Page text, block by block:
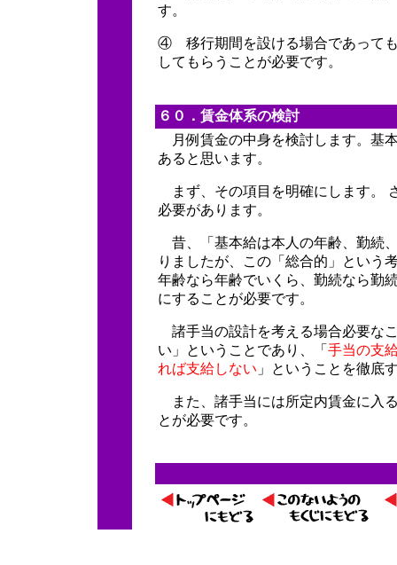
す。
④ 移行期間を設ける場合であっても
してもらうことが必要です。
６０．賃金体系の検討
月例賃金の中身を検討します。基
あると思います。
まず、その項目を明確にします。
必要があります。
昔、「基本給は本人の年齢、勤続
りましたが、この「総合的」という
年齢なら年齢でいくら、勤続なら勤
にすることが必要です。
諸手当の設計を考える場合必要な
い」ということであり、「 手当の支
れば支給しない 」ということを徹底
また、諸手当には所定内賃金に入
とが必要です。